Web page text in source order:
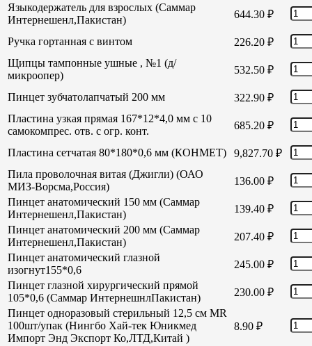
Языкодержатель для взрослых (Саммар
Интернешенл,Пакистан)
644.30 ₽
Ручка гортанная с винтом 226.20 ₽
Щипцы тампонные ушные , №1 (д/
микроопер)
532.50 ₽
Пинцет зубчатолапчатый 200 мм 322.90 ₽
Пластина узкая прямая 167*12*4,0 мм с 10
самокомпрес. отв. с огр. конт.
685.20 ₽
Пластина сетчатая 80*180*0,6 мм (КОНМЕТ) 9,827.70 ₽
Пила проволочная витая (Джигли) (ОАО
МИЗ-Ворсма,Россия)
136.00 ₽
Пинцет анатомический 150 мм (Саммар
Интернешенл,Пакистан)
139.40 ₽
Пинцет анатомический 200 мм (Саммар
Интернешенл,Пакистан)
207.40 ₽
Пинцет анатомический глазной
изогнут155*0,6
245.00 ₽
Пинцет глазной хирургический прямой
105*0,6 (Саммар ИнтернешнлПакистан)
230.00 ₽
Пинцет одноразовый стерильный 12,5 см MR
100шт/упак (Нингбо Хай-тек Юникмед
Импорт Энд Экспорт Ко,ЛТД,Китай )
8.90 ₽